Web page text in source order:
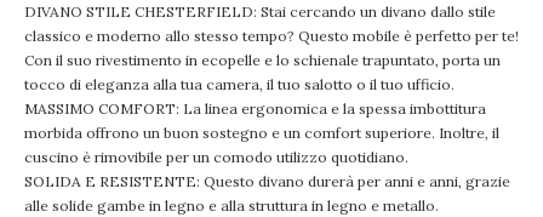
DIVANO STILE CHESTERFIELD: Stai cercando un divano dallo stile
classico e moderno allo stesso tempo? Questo mobile è perfetto per te!
Con il suo rivestimento in ecopelle e lo schienale trapuntato, porta un
tocco di eleganza alla tua camera, il tuo salotto o il tuo ufficio.
MASSIMO COMFORT: La linea ergonomica e la spessa imbottitura
morbida offrono un buon sostegno e un comfort superiore. Inoltre, il
cuscino è rimovibile per un comodo utilizzo quotidiano.
SOLIDA E RESISTENTE: Questo divano durerà per anni e anni, grazie
alle solide gambe in legno e alla struttura in legno e metallo.